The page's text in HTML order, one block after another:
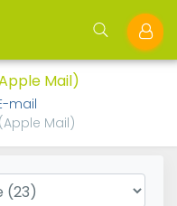
Mail)
mail
Mail)